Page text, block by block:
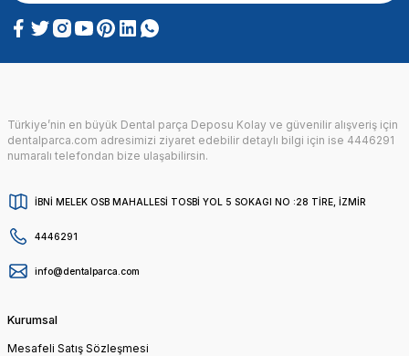
Türkiye’nin en büyük Dental parça Deposu Kolay ve güvenilir alışveriş için
dentalparca.com adresimizi ziyaret edebilir detaylı bilgi için ise 4446291
numaralı telefondan bize ulaşabilirsin.
İBNİ MELEK OSB MAHALLESİ TOSBİ YOL 5 SOKAGI NO :28 TİRE, İZMİR
4446291
info@dentalparca.com
Kurumsal
Mesafeli Satış Sözleşmesi